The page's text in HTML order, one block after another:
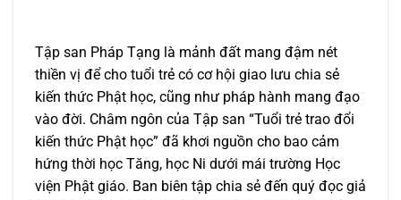
Tập san Pháp Tạng là mảnh đất mang đậm nét
thiền vị để cho tuổi trẻ có cơ hội giao lưu chia sẻ
kiến thức Phật học, cũng như pháp hành mang đạo
vào đời. Châm ngôn của Tập san “Tuổi trẻ trao đổi
kiến thức Phật học” đã khơi nguồn cho bao cảm
hứng thời học Tăng, học Ni dưới mái trường Học
viện Phật giáo. Ban biên tập chia sẻ đến quý đọc giả